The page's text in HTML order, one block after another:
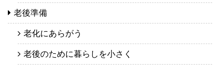
老後準備
老化にあらがう
老後のために暮らしを小さく